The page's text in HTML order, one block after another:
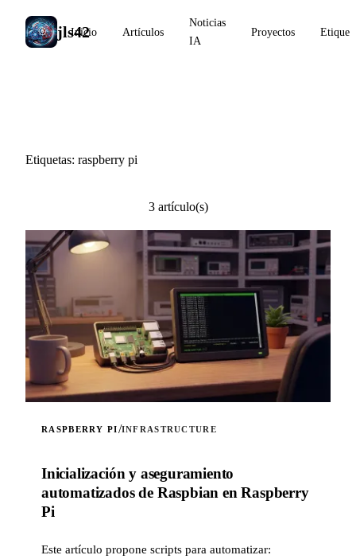
jls42
Inicio Artículos
Noticias
IA
Proyectos
Etiquetas: raspberry pi
3 artículo(s)
RASPBERRY PI/INFRASTRUCTURE
Inicialización y aseguramiento
automatizados de Raspbian en Raspberry
Pi
Este artículo propone scripts para automatizar: